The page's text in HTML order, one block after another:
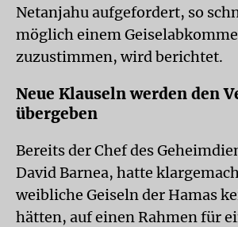
Netanjahu aufgefordert, so
möglich einem
zuzustimmen, wird berichtet.
Neue Klauseln werden den
übergeben
Bereits der Chef des
David Barnea, hatte
weibliche Geiseln der Hamas
hätten, auf einen Rahmen für